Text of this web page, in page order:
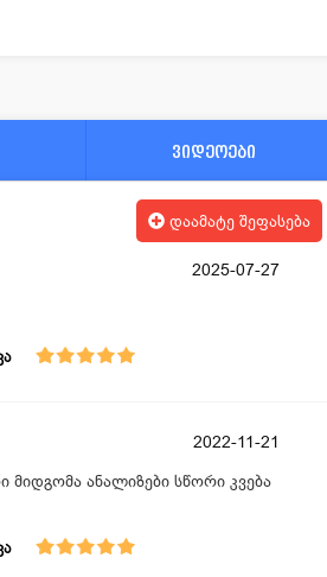
ვიდეოები
დაამატე შეფასება
2025-07-27
2022-11-21
ანალიზები სწორი კვება